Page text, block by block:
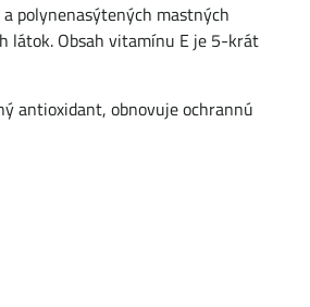
polynenasýtených mastných
látok. Obsah vitamínu E je 5-krát
antioxidant, obnovuje ochrannú